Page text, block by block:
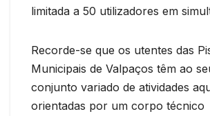
limitada a 50 utilizadores em
Recorde-se que os utentes das
Municipais de Valpaços têm ao
conjunto variado de atividades
orientadas por um corpo técnico